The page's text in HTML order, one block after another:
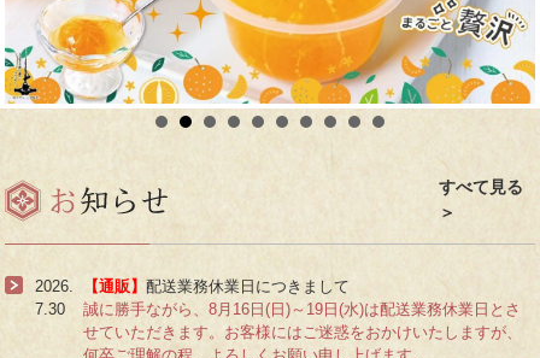
すべて見る
＞
2026.
7.30
【通販】配送業務休業日につきまして
誠に勝手ながら、8月16日(日)～19日(水)は配送業務休業日とさ
せていただきます。お客様にはご迷惑をおかけいたしますが、